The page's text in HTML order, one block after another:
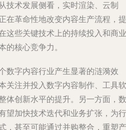
技术发展侧看，实时渲染、云制
在革命性地改变内容生产流程，提
这些关键技术上的持续投入和商业
的核心竞争力。
数字内容行业产生显著的涟漪效
关注并投入数字内容制作、工具软
体创新水平的提升。另一方面，数
望加快技术迭代和业务扩张，为行
，甚至可能通过并购整合，重塑产